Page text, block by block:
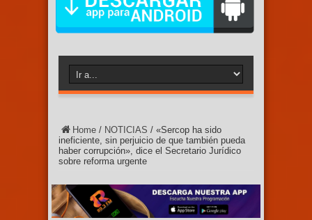
Home / NOTICIAS / «Sercop ha sido
ineficiente, sin perjuicio de que también pueda
haber corrupción», dice el Secretario Jurídico
sobre reforma urgente